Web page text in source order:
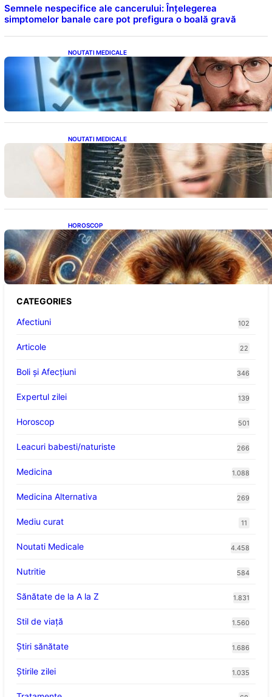
Semnele nespecifice ale cancerului: Înțelegerea
simptomelor banale care pot prefigura o boală gravă
NOUTATI MEDICALE
Inteligența dincolo de note: Semnele unui IQ
ridicat care nu țin de școală
NOUTATI MEDICALE
Semnele unei deficiențe de proteine:
Impactul asupra sănătății tale
HOROSCOP
Portalul Leului 8/8: Oportunități de
Abundență pentru Cinci Zodii în 2026
CATEGORIES
Afectiuni
102
Articole 22
Boli și Afecțiuni 346
Expertul zilei 139
Horoscop 501
Leacuri babesti/naturiste 266
Medicina 1.088
Medicina Alternativa 269
Mediu curat 11
Noutati Medicale 4.458
Nutritie 584
Sănătate de la A la Z 1.831
Stil de viaţă 1.560
Ştiri sănătate 1.686
Știrile zilei 1.035